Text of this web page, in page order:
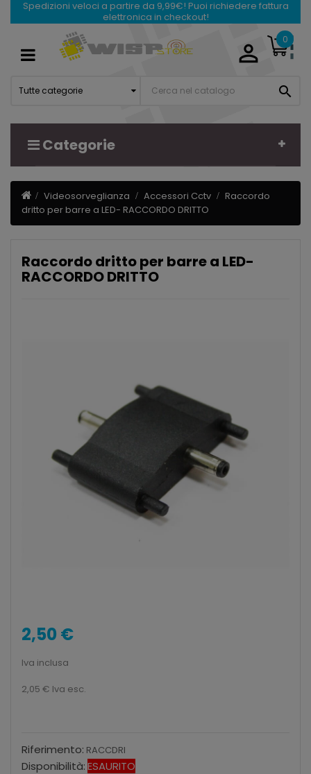
Spedizioni veloci a partire da 9,99€! Puoi richiedere fattura
elettronica in checkout!

0
Tutte categorie 
Categorie
Toggle
Videosorveglianza Accessori Cctv
Raccordo
dritto per barre a LED- RACCORDO DRITTO
Raccordo dritto per barre a LED-
RACCORDO DRITTO
2,50 €
Iva inclusa
2,05 € Iva esc.
Riferimento: RACCDRI
Disponibilità:ESAURITO